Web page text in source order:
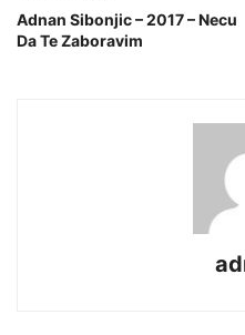
Adnan Sibonjic – 2017 – Necu
Da Te Zaboravim